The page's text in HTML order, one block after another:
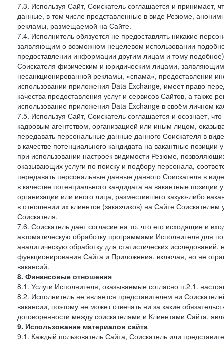
7.3. Используя Сайт, Соискатель соглашается и принимает,
данные, в том числе представленные в виде Резюме,
рекламы, размещаемой на Сайте.
7.4. Исполнитель обязуется не предоставлять никакие
заявляющим о возможном нецелевом использовании
предоставлении информации другим лицам и тому
Соискателя физическим и юридическим лицами,
несанкционированной рекламы, «спама», предоставлении
использовании приложения Data Exchange, имеет право
качества предоставления услуг и сервисов Сайтов, а также
использование приложения Data Exchange в своём личном
7.5. Используя Сайт, Соискатель соглашается и осознает,
кадровым агентством, организацией или иным лицом,
передавать персональные данные данного Соискателя в
в качестве потенциального кандидата на вакантные позиции
при использовании настроек видимости Резюме,
оказывающих услуги по поиску и подбору персонала,
передавать персональные данные данного Соискателя в
в качестве потенциального кандидата на вакантные позиции
организации или иного лица, разместившего какую-либо
в отношении их клиентов (заказчиков) на Сайте
Соискателя.
7.6. Соискатель дает согласие на то, что его исходящие и
автоматическую обработку программами Исполнителя для
аналитическую обработку для статистических
функционирования Сайта и Приложения, включая, но не
вакансий.
8. Финансовые отношения
8.1. Услуги Исполнителя, оказываемые согласно п.2.1.
8.2. Исполнитель не является представителем ни
вакансии, поэтому не может отвечать ни за какие
договоренности между соискателями и Клиентами Сайта,
9. Использование материалов сайта
9.1. Каждый пользователь Сайта, Соискатель или